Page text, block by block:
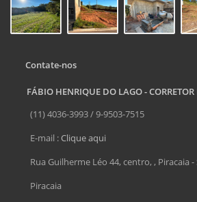
Contate-nos
FÁBIO HENRIQUE DO LAGO -
(11) 4036-3993 / 9-9503-7515
E-mail :Clique aqui
Rua Guilherme Léo 44, centro, , Piracaia -
Piracaia